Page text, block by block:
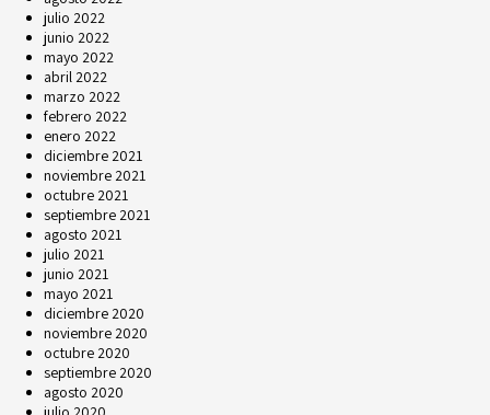
julio 2022
junio 2022
mayo 2022
abril 2022
marzo 2022
febrero 2022
enero 2022
diciembre 2021
noviembre 2021
octubre 2021
septiembre 2021
agosto 2021
julio 2021
junio 2021
mayo 2021
diciembre 2020
noviembre 2020
octubre 2020
septiembre 2020
agosto 2020